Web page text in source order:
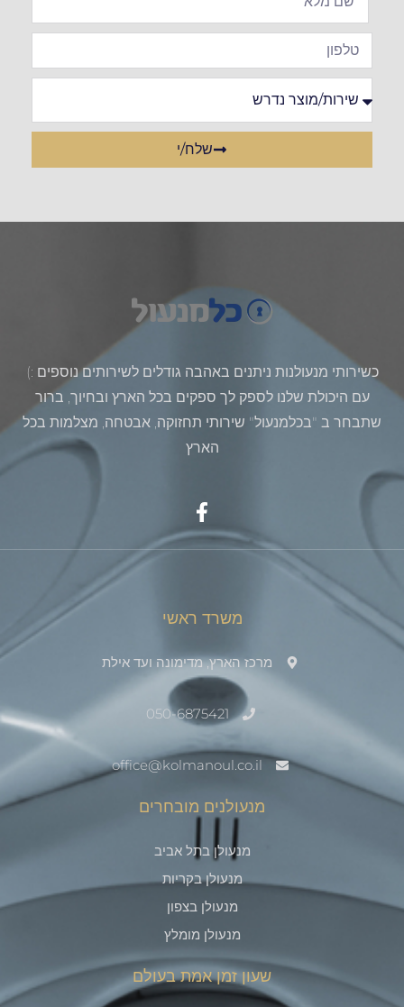
שלח/י
כשירותי מנעולנות ניתנים באהבה גודלים לשירותים נוספים :)
עם היכולת שלנו לספק לך ספקים בכל הארץ ובחיוך, ברור
שתבחר ב "בכלמנעול" שירותי תחזוקה, אבטחה, מצלמות בכל
הארץ
משרד ראשי
מרכז הארץ, מדימונה ועד אילת
050-6875421
office@kolmanoul.co.il
מנעולנים מובחרים
מנעולן בתל אביב
מנעולן בקריות
מנעולן בצפון
מנעולן מומלץ
שעון זמן אמת בעולם